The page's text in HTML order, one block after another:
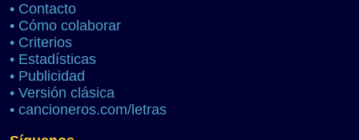
• Contacto
• Cómo colaborar
• Criterios
• Estadísticas
• Publicidad
• Versión clásica
• cancioneros.com/letras